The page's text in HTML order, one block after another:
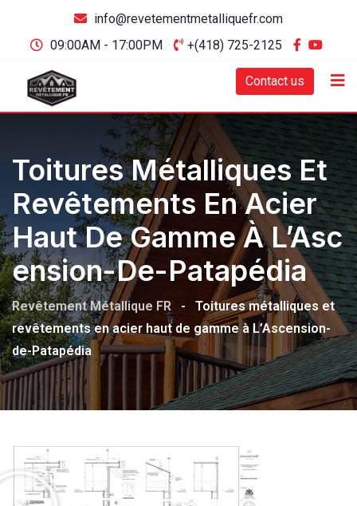
info@revetementmetalliquefr.com
09:00AM - 17:00PM
+(418) 725-2125
Contact us
Toitures Métalliques Et
Revêtements En Acier
Haut De Gamme À L’Asc
Ension-De-Patapédia
Revêtement Métallique FR -
Toitures métalliques et
revêtements en acier haut de gamme à L’Ascension-
de-Patapédia